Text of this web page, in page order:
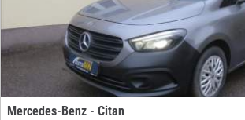
Mercedes-Benz - Citan